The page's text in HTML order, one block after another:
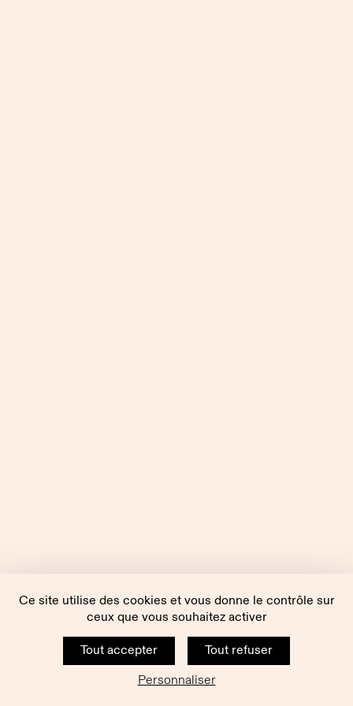
Ce site utilise des cookies et vous donne le contrôle sur
ceux que vous souhaitez activer
Tout accepter
Tout refuser
Personnaliser